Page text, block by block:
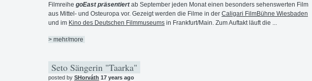
Filmreihe goEast präsentiert ab September jeden Monat einen besonders sehenswerten Film
aus Mittel- und Osteuropa vor. Gezeigt werden die Filme in der Caligari FilmBühne Wiesbaden
und im Kino des Deutschen Filmmuseums in Frankfurt/Main. Zum Auftakt läuft die ...
> mehr/more
Seto Sängerin "Taarka"
posted by SHorváth 17 years ago